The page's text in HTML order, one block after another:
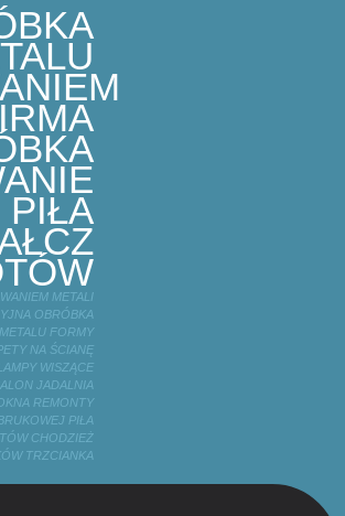
PIŁA
METALI
OBRÓBKA
FORMY
NA ŚCIANĘ
WISZĄCE
JADALNIA
REMONTY
PIŁA
CHODZIEŻ
TRZCIANKA